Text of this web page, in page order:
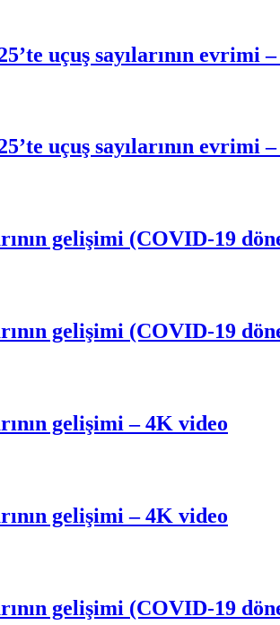
uçuş sayılarının evrimi
uçuş sayılarının evrimi
gelişimi (COVID-19
gelişimi (COVID-19
gelişimi – 4K video
gelişimi – 4K video
gelişimi (COVID-19